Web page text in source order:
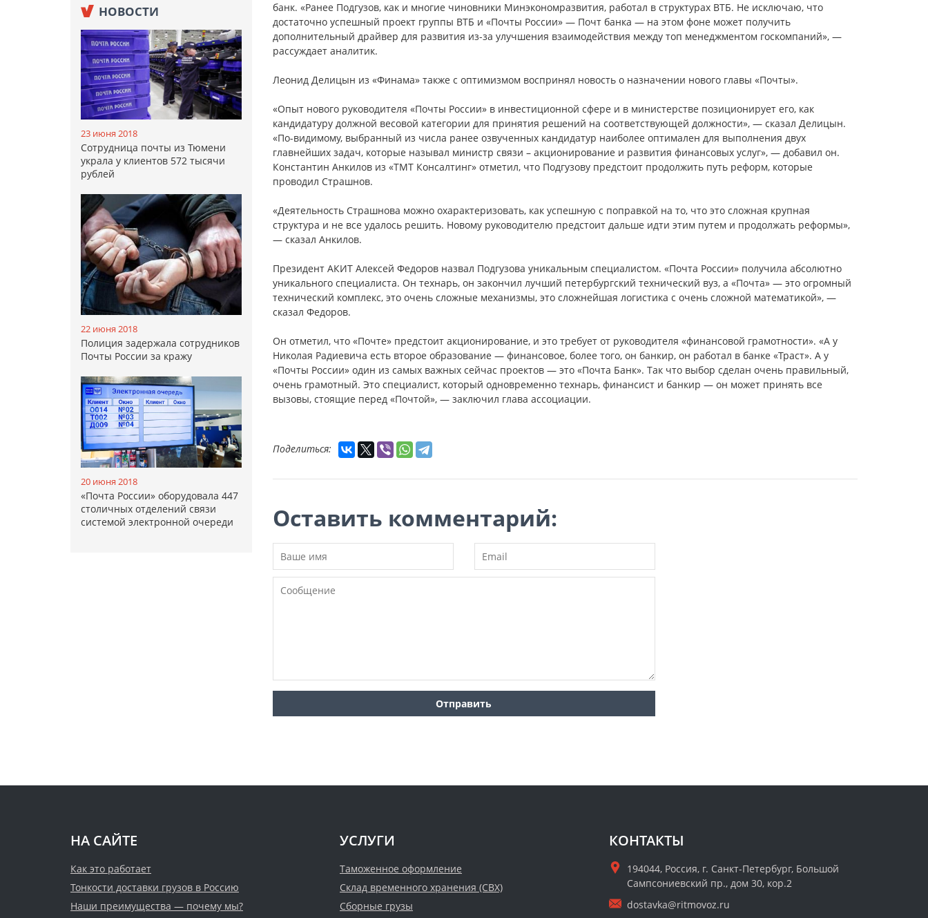
НОВОСТИ
23 июня 2018
Сотрудница почты из Тюмени
украла у клиентов 572 тысячи
рублей
22 июня 2018
Полиция задержала сотрудников
Почты России за кражу
20 июня 2018
«Почта России» оборудовала 447
столичных отделений связи
системой электронной очереди
банк. «Ранее Подгузов, как и многие чиновники Минэкономразвития, работал в структурах ВТБ. Не исключаю, что
достаточно успешный проект группы ВТБ и «Почты России» — Почт банка — на этом фоне может получить
дополнительный драйвер для развития из-за улучшения взаимодействия между топ менеджментом госкомпаний», —
рассуждает аналитик.
Леонид Делицын из «Финама» также с оптимизмом воспринял новость о назначении нового главы «Почты».
«Опыт нового руководителя «Почты России» в инвестиционной сфере и в министерстве позиционирует его, как
кандидатуру должной весовой категории для принятия решений на соответствующей должности», — сказал Делицын.
«По-видимому, выбранный из числа ранее озвученных кандидатур наиболее оптимален для выполнения двух
главнейших задач, которые называл министр связи – акционирование и развития финансовых услуг», — добавил он.
Константин Анкилов из «ТМТ Консалтинг» отметил, что Подгузову предстоит продолжить путь реформ, которые
проводил Страшнов.
«Деятельность Страшнова можно охарактеризовать, как успешную с поправкой на то, что это сложная крупная
структура и не все удалось решить. Новому руководителю предстоит дальше идти этим путем и продолжать реформы»,
— сказал Анкилов.
Президент АКИТ Алексей Федоров назвал Подгузова уникальным специалистом. «Почта России» получила абсолютно
уникального специалиста. Он технарь, он закончил лучший петербургский технический вуз, а «Почта» — это огромный
технический комплекс, это очень сложные механизмы, это сложнейшая логистика с очень сложной математикой», —
сказал Федоров.
Он отметил, что «Почте» предстоит акционирование, и это требует от руководителя «финансовой грамотности». «А у
Николая Радиевича есть второе образование — финансовое, более того, он банкир, он работал в банке «Траст». А у
«Почты России» один из самых важных сейчас проектов — это «Почта Банк». Так что выбор сделан очень правильный,
очень грамотный. Это специалист, который одновременно технарь, финансист и банкир — он может принять все
вызовы, стоящие перед «Почтой», — заключил глава ассоциации.
Поделиться:
Оставить комментарий:
НА САЙТЕ
Как это работает
Тонкости доставки грузов в Россию
Наши преимущества — почему мы?
УСЛУГИ
Таможенное оформление
Склад временного хранения (СВХ)
Сборные грузы
КОНТАКТЫ
194044, Россия, г. Санкт-Петербург, Большой
Сампсониевский пр., дом 30, кор.2
dostavka@ritmovoz.ru